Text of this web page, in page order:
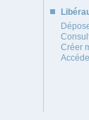
Créer